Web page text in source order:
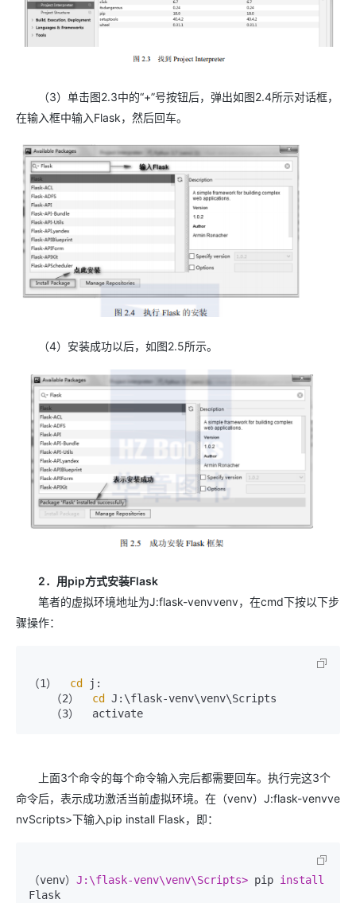
（3）单击图2.3中的“+”号按钮后，弹出如图2.4所示对话框，
在输入框中输入Flask，然后回车。
（4）安装成功以后，如图2.5所示。
2．用pip方式安装Flask
笔者的虚拟环境地址为J:flask-venvvenv，在cmd下按以下步
骤操作：
（1） cd
j:
（2） cd
J:\flask-venv\venv\Scripts
（3）  activate
上面3个命令的每个命令输入完后都需要回车。执行完这3个
命令后，表示成功激活当前虚拟环境。在（venv）J:flask-venvve
nvScripts>下输入pip install Flask，即：
（venv） J:\flask-venv\venv\Scripts> pip
Flask